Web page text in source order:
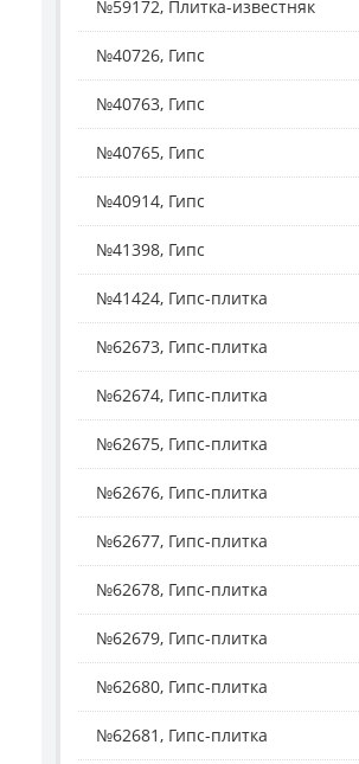
№59172, Плитка-известняк
№40726, Гипс
№40763, Гипс
№40765, Гипс
№40914, Гипс
№41398, Гипс
№41424, Гипс-плитка
№62673, Гипс-плитка
№62674, Гипс-плитка
№62675, Гипс-плитка
№62676, Гипс-плитка
№62677, Гипс-плитка
№62678, Гипс-плитка
№62679, Гипс-плитка
№62680, Гипс-плитка
№62681, Гипс-плитка